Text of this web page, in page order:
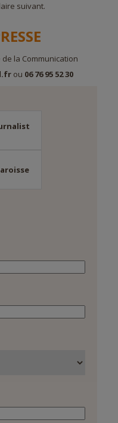
suivant.
la Communication
ou 06 76 95 52 30